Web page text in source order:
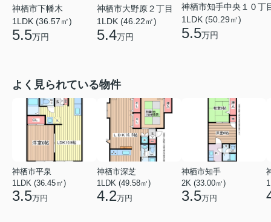
神栖市下幡木
1LDK (36.57㎡)
5.5万円
神栖市大野原２丁目
1LDK (46.22㎡)
5.4万円
神栖市知手中央１０丁
1LDK (50.29㎡)
5.5万円
よく見られている物件
神栖市平泉
1LDK (36.45㎡)
3.5万円
神栖市深芝
1LDK (49.58㎡)
4.2万円
神栖市知手
2K (33.00㎡)
3.5万円